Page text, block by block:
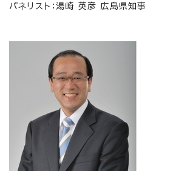
パネリスト：湯崎 英彦 広島県知事